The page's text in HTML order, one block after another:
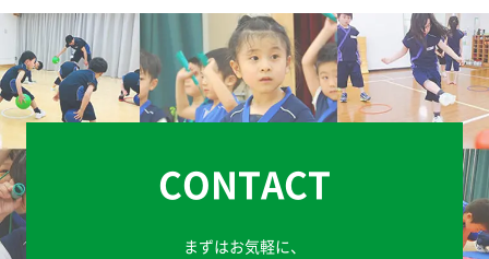
CONTACT
まずはお気軽に、